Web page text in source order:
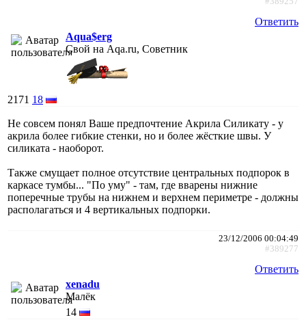
Ответить
Aqua$erg
Свой на Aqa.ru, Советник
2171 18
Не совсем понял Ваше предпочтение Акрила Силикату - у
акрила более гибкие стенки, но и более жёсткие швы. У
силиката - наоборот.
Также смущает полное отсутствие центральных подпорок в
каркасе тумбы... "По уму" - там, где вварены нижние
поперечные трубы на нижнем и верхнем периметре - должны
располагаться и 4 вертикальных подпорки.
23/12/2006 00:04:49
#389277
Ответить
xenadu
Малёк
14